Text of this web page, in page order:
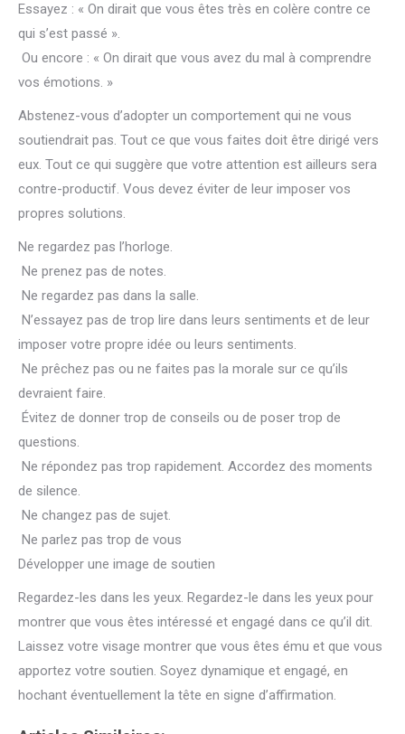
Essayez : « On dirait que vous êtes très en colère contre ce
qui s’est passé ».
Ou encore : « On dirait que vous avez du mal à comprendre
vos émotions. »
Abstenez-vous d’adopter un comportement qui ne vous
soutiendrait pas. Tout ce que vous faites doit être dirigé vers
eux. Tout ce qui suggère que votre attention est ailleurs sera
contre-productif. Vous devez éviter de leur imposer vos
propres solutions.
Ne regardez pas l’horloge.
Ne prenez pas de notes.
Ne regardez pas dans la salle.
N’essayez pas de trop lire dans leurs sentiments et de leur
imposer votre propre idée ou leurs sentiments.
Ne prêchez pas ou ne faites pas la morale sur ce qu’ils
devraient faire.
Évitez de donner trop de conseils ou de poser trop de
questions.
Ne répondez pas trop rapidement. Accordez des moments
de silence.
Ne changez pas de sujet.
Ne parlez pas trop de vous
Développer une image de soutien
Regardez-les dans les yeux. Regardez-le dans les yeux pour
montrer que vous êtes intéressé et engagé dans ce qu’il dit.
Laissez votre visage montrer que vous êtes ému et que vous
apportez votre soutien. Soyez dynamique et engagé, en
hochant éventuellement la tête en signe d’affirmation.